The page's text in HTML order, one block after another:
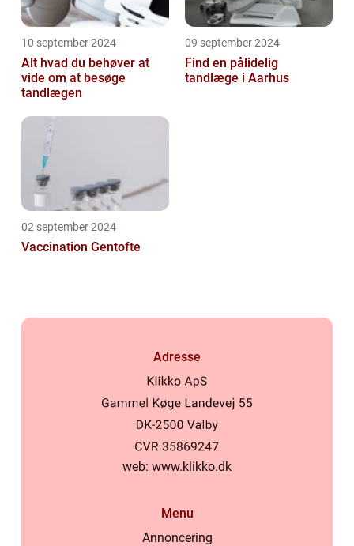
10 september 2024
Alt hvad du behøver at
vide om at besøge
tandlægen
09 september 2024
Find en pålidelig
tandlæge i Aarhus
02 september 2024
Vaccination Gentofte
Adresse
web: www.klikko.dk
Menu
Annoncering